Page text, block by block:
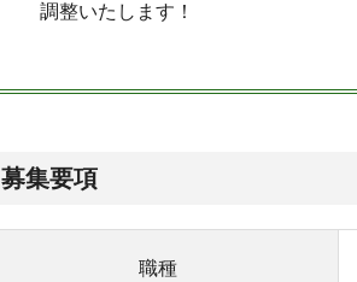
調整いたします！
募集要項
職種